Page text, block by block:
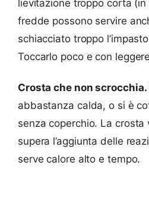
lievitazione troppo corta
fredde possono servire
schiacciato troppo
Toccarlo poco e con
Crosta che non scrocchia.
abbastanza calda, o si è
senza coperchio. La crosta
supera l’aggiunta delle
serve calore alto e tempo.